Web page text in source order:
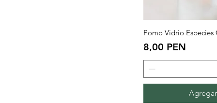
Pomo Vidrio Especies
Precio
8,00 PEN